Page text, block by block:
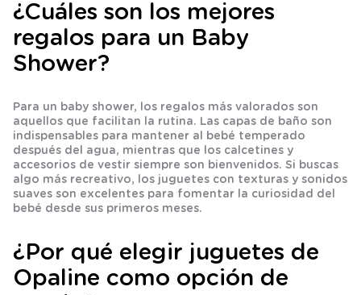
¿Cuáles son los mejores
regalos para un Baby
Shower?
Para un baby shower, los regalos más valorados son
aquellos que facilitan la rutina. Las capas de baño son
indispensables para mantener al bebé temperado
después del agua, mientras que los calcetines y
accesorios de vestir siempre son bienvenidos. Si buscas
algo más recreativo, los juguetes con texturas y sonidos
suaves son excelentes para fomentar la curiosidad del
bebé desde sus primeros meses.
¿Por qué elegir juguetes de
Opaline como opción de